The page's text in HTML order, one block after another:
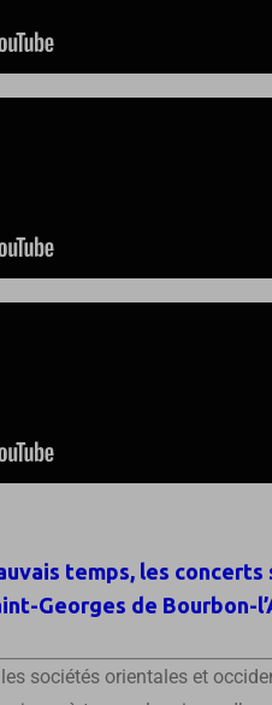
temps, les
Georges de Bourbon-
sociétés orientales et